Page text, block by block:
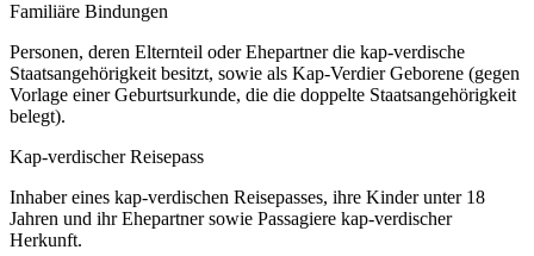
Familiäre Bindungen
Personen, deren Elternteil oder Ehepartner die kap-verdische
Staatsangehörigkeit besitzt, sowie als Kap-Verdier Geborene (gegen
Vorlage einer Geburtsurkunde, die die doppelte Staatsangehörigkeit
belegt).
Kap-verdischer Reisepass
Inhaber eines kap-verdischen Reisepasses, ihre Kinder unter 18
Jahren und ihr Ehepartner sowie Passagiere kap-verdischer
Herkunft.